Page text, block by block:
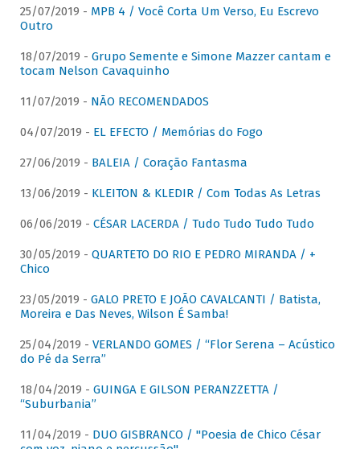
25/07/2019 - MPB 4 / Você Corta Um Verso, Eu Escrevo
Outro
18/07/2019 - Grupo Semente e Simone Mazzer cantam e
tocam Nelson Cavaquinho
11/07/2019 - NÃO RECOMENDADOS
04/07/2019 - EL EFECTO / Memórias do Fogo
27/06/2019 - BALEIA / Coração Fantasma
13/06/2019 - KLEITON & KLEDIR / Com Todas As Letras
06/06/2019 - CÉSAR LACERDA / Tudo Tudo Tudo Tudo
30/05/2019 - QUARTETO DO RIO E PEDRO MIRANDA / +
Chico
23/05/2019 - GALO PRETO E JOÃO CAVALCANTI / Batista,
Moreira e Das Neves, Wilson É Samba!
25/04/2019 - VERLANDO GOMES / “Flor Serena – Acústico
do Pé da Serra”
18/04/2019 - GUINGA E GILSON PERANZZETTA /
“Suburbania”
11/04/2019 - DUO GISBRANCO / "Poesia de Chico César